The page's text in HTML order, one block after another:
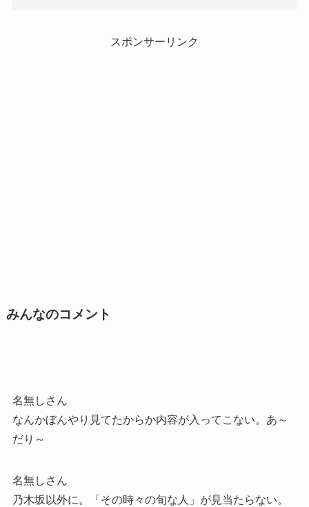
スポンサーリンク
みんなのコメント
名無しさん
なんかぼんやり見てたからか内容が入ってこない。あ～
だり～
名無しさん
乃木坂以外に。「その時々の旬な人」が見当たらない。